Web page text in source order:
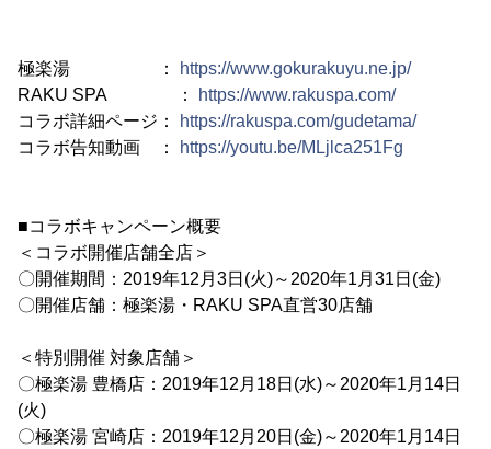
極楽湯 ：
https://www.gokurakuyu.ne.jp/
RAKU SPA ：
https://www.rakuspa.com/
コラボ詳細ページ：
https://rakuspa.com/gudetama/
コラボ告知動画 ：
https://youtu.be/MLjlca251Fg
■コラボキャンペーン概要
＜コラボ開催店舗全店＞
〇開催期間：2019年12月3日(火)～2020年1月31日(金)
〇開催店舗：極楽湯・RAKU SPA直営30店舗
＜特別開催 対象店舗＞
〇極楽湯 豊橋店：2019年12月18日(水)～2020年1月14日
(火)
〇極楽湯 宮崎店：2019年12月20日(金)～2020年1月14日